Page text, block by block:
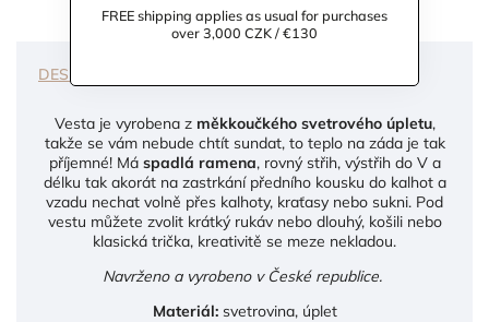
FREE shipping applies as usual for purchases
over 3,000 CZK / €130
DESCRIPTION
Vesta je vyrobena z měkkoučkého svetrového úpletu,
takže se vám nebude chtít sundat, to teplo na záda je tak
příjemné! Má spadlá ramena, rovný střih, výstřih do V a
délku tak akorát na zastrkání předního kousku do kalhot a
vzadu nechat volně přes kalhoty, kraťasy nebo sukni. Pod
vestu můžete zvolit krátký rukáv nebo dlouhý, košili nebo
klasická trička, kreativitě se meze nekladou.
Navrženo a vyrobeno v České republice.
Materiál:svetrovina, úplet